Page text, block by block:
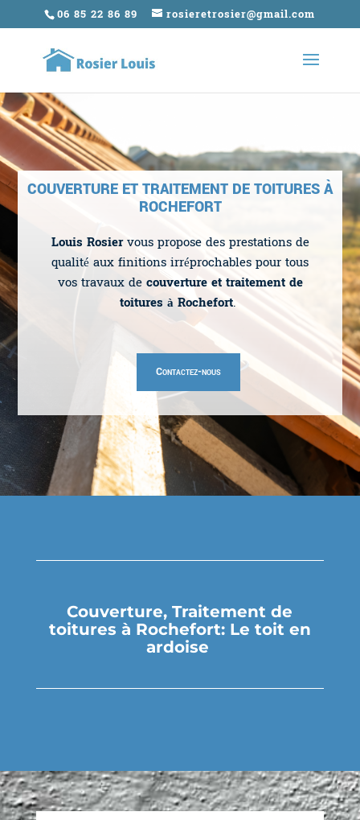
06 85 22 86 89 rosieretrosier@gmail.com
COUVERTURE ET TRAITEMENT DE TOITURES À
ROCHEFORT
Louis Rosiervous propose des prestations de
qualité aux finitions irréprochables pour tous
vos travaux decouverture et traitement de
toitures à Rochefort.
Contactez-nous
Couverture, Traitement de
toitures à Rochefort: Le toit en
ardoise